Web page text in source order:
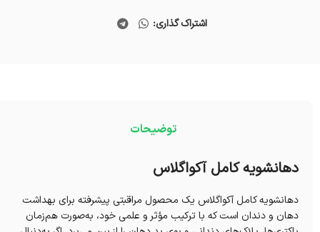
اشتراک گذاری:
توضیحات
دهانشویه کامل آکواگلاس
دهانشویه کامل آکواگلاس یک محصول مراقبتی پیشرفته برای بهداشت
دهان و دندان است که با ترکیب مؤثر و علمی خود، به‌صورت هم‌زمان